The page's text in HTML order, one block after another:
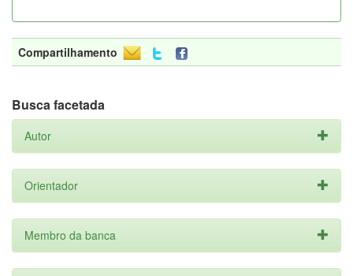
Compartilhamento
Busca facetada
Autor
Orientador
Membro da banca